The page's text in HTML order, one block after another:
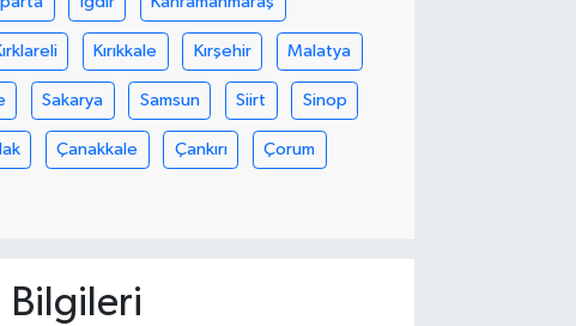
Kırıkkale Kırşehir Malatya
Sakarya Samsun Siirt Sinop
Çanakkale Çankırı Çorum
Bilgileri